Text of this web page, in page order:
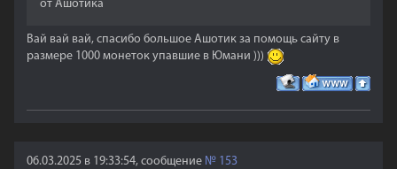
от Ашотика
Вай вай вай, спасибо большое Ашотик за помощь сайту в
размере 1000 монеток упавшие в Юмани )))
06.03.2025 в 19:33:54, сообщение № 153